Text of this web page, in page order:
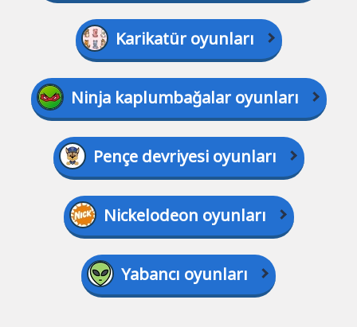
Karikatür oyunları
Ninja kaplumbağalar oyunları
Pençe devriyesi oyunları
Nickelodeon oyunları
Yabancı oyunları